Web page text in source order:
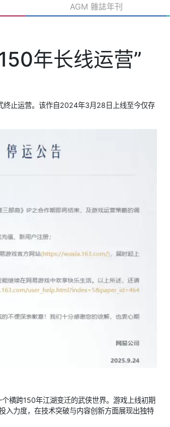
AGM 雜誌年刊
年长线运营”
终止运营。该作自2024年3月28日上线至今仅存
横跨150年江湖变迁的武侠世界。游戏上线初期
入力度，在技术突破与内容创新方面展现出独特